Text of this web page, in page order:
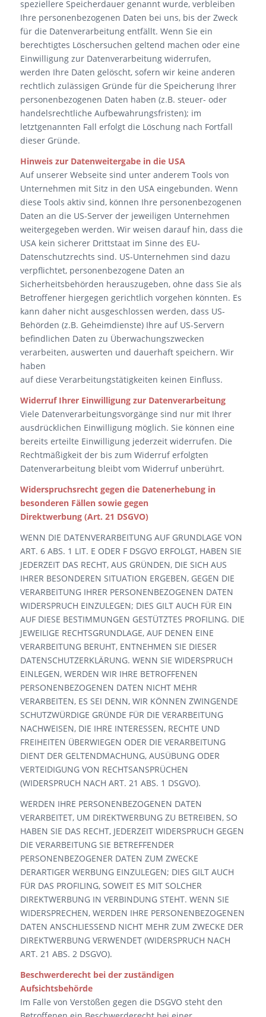
speziellere Speicherdauer genannt wurde, verbleiben
Ihre personenbezogenen Daten bei uns, bis der Zweck
für die Datenverarbeitung entfällt. Wenn Sie ein
berechtigtes Löschersuchen geltend machen oder eine
Einwilligung zur Datenverarbeitung widerrufen,
werden Ihre Daten gelöscht, sofern wir keine anderen
rechtlich zulässigen Gründe für die Speicherung Ihrer
personenbezogenen Daten haben (z.B. steuer- oder
handelsrechtliche Aufbewahrungsfristen); im
letztgenannten Fall erfolgt die Löschung nach Fortfall
dieser Gründe.
Hinweis zur Datenweitergabe in die USA
Auf unserer Webseite sind unter anderem Tools von
Unternehmen mit Sitz in den USA eingebunden. Wenn
diese Tools aktiv sind, können Ihre personenbezogenen
Daten an die US-Server der jeweiligen Unternehmen
weitergegeben werden. Wir weisen darauf hin, dass die
USA kein sicherer Drittstaat im Sinne des EU-
Datenschutzrechts sind. US-Unternehmen sind dazu
verpflichtet, personenbezogene Daten an
Sicherheitsbehörden herauszugeben, ohne dass Sie als
Betroffener hiergegen gerichtlich vorgehen könnten. Es
kann daher nicht ausgeschlossen werden, dass US-
Behörden (z.B. Geheimdienste) Ihre auf US-Servern
befindlichen Daten zu Überwachungszwecken
verarbeiten, auswerten und dauerhaft speichern. Wir
haben
auf diese Verarbeitungstätigkeiten keinen Einfluss.
Widerruf Ihrer Einwilligung zur Datenverarbeitung
Viele Datenverarbeitungsvorgänge sind nur mit Ihrer
ausdrücklichen Einwilligung möglich. Sie können eine
bereits erteilte Einwilligung jederzeit widerrufen. Die
Rechtmäßigkeit der bis zum Widerruf erfolgten
Datenverarbeitung bleibt vom Widerruf unberührt.
Widerspruchsrecht gegen die Datenerhebung in
besonderen Fällen sowie gegen
Direktwerbung (Art. 21 DSGVO)
WENN DIE DATENVERARBEITUNG AUF GRUNDLAGE VON
ART. 6 ABS. 1 LIT. E ODER F DSGVO ERFOLGT, HABEN SIE
JEDERZEIT DAS RECHT, AUS GRÜNDEN, DIE SICH AUS
IHRER BESONDEREN SITUATION ERGEBEN, GEGEN DIE
VERARBEITUNG IHRER PERSONENBEZOGENEN DATEN
WIDERSPRUCH EINZULEGEN; DIES GILT AUCH FÜR EIN
AUF DIESE BESTIMMUNGEN GESTÜTZTES PROFILING. DIE
JEWEILIGE RECHTSGRUNDLAGE, AUF DENEN EINE
VERARBEITUNG BERUHT, ENTNEHMEN SIE DIESER
DATENSCHUTZERKLÄRUNG. WENN SIE WIDERSPRUCH
EINLEGEN, WERDEN WIR IHRE BETROFFENEN
PERSONENBEZOGENEN DATEN NICHT MEHR
VERARBEITEN, ES SEI DENN, WIR KÖNNEN ZWINGENDE
SCHUTZWÜRDIGE GRÜNDE FÜR DIE VERARBEITUNG
NACHWEISEN, DIE IHRE INTERESSEN, RECHTE UND
FREIHEITEN ÜBERWIEGEN ODER DIE VERARBEITUNG
DIENT DER GELTENDMACHUNG, AUSÜBUNG ODER
VERTEIDIGUNG VON RECHTSANSPRÜCHEN
(WIDERSPRUCH NACH ART. 21 ABS. 1 DSGVO).
WERDEN IHRE PERSONENBEZOGENEN DATEN
VERARBEITET, UM DIREKTWERBUNG ZU BETREIBEN, SO
HABEN SIE DAS RECHT, JEDERZEIT WIDERSPRUCH GEGEN
DIE VERARBEITUNG SIE BETREFFENDER
PERSONENBEZOGENER DATEN ZUM ZWECKE
DERARTIGER WERBUNG EINZULEGEN; DIES GILT AUCH
FÜR DAS PROFILING, SOWEIT ES MIT SOLCHER
DIREKTWERBUNG IN VERBINDUNG STEHT. WENN SIE
WIDERSPRECHEN, WERDEN IHRE PERSONENBEZOGENEN
DATEN ANSCHLIESSEND NICHT MEHR ZUM ZWECKE DER
DIREKTWERBUNG VERWENDET (WIDERSPRUCH NACH
ART. 21 ABS. 2 DSGVO).
Beschwerderecht bei der zuständigen
Aufsichtsbehörde
Im Falle von Verstößen gegen die DSGVO steht den